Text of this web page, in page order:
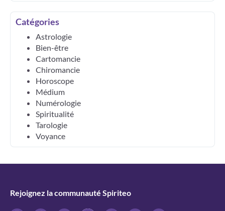
Catégories
Astrologie
Bien-être
Cartomancie
Chiromancie
Horoscope
Médium
Numérologie
Spiritualité
Tarologie
Voyance
Rejoignez la communauté Spiriteo